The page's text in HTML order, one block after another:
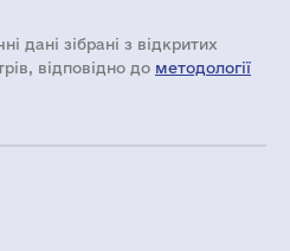
дані зібрані з відкритих
відповідно до методології